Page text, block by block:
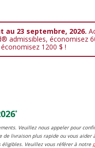
au 23 septembre, 2026.
admissibles, économisez
1200 $ !
*
Veuillez nous appeler pour
livraison plus rapide ou vous aider
Veuillez vous référer à notre